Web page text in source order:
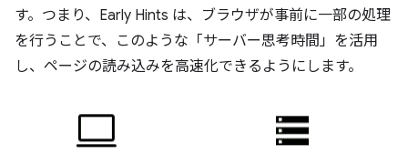
す。つまり、Early Hints は、ブラウザが事前に一部の処理
を行うことで、このような「サーバー思考時間」を活用
し、ページの読み込みを高速化できるようにします。